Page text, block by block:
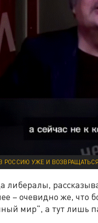
РОССИЮ УЖЕ И
либералы,
– очевидно же, что
мир", а тут лишь